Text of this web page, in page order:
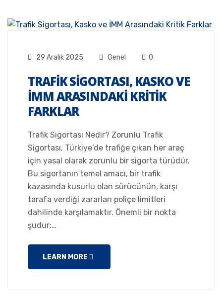
29 Aralık 2025 Genel 0
TRAFIK SIGORTASI, KASKO VE
İMM ARASINDAKI KRITIK
FARKLAR
Trafik Sigortası Nedir? Zorunlu Trafik
Sigortası, Türkiye’de trafiğe çıkan her araç
için yasal olarak zorunlu bir sigorta türüdür.
Bu sigortanın temel amacı, bir trafik
kazasında kusurlu olan sürücünün, karşı
tarafa verdiği zararları poliçe limitleri
dahilinde karşılamaktır. Önemli bir nokta
şudur:…
LEARN MORE